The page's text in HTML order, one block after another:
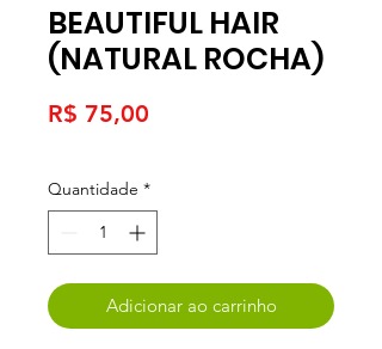
BEAUTIFUL HAIR
(NATURAL ROCHA)
R$ 75,00
Quantidade *
Adicionar ao carrinho